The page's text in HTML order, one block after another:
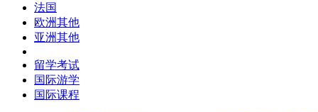
法国
欧洲其他
亚洲其他
留学考试
国际游学
国际课程